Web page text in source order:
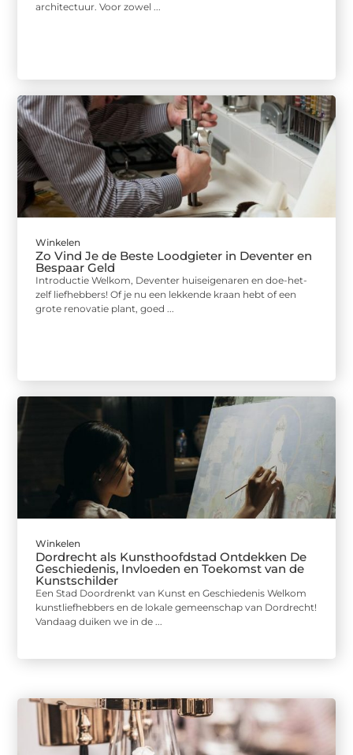
architectuur. Voor zowel ...
Winkelen
Zo Vind Je de Beste Loodgieter in Deventer en
Bespaar Geld
Introductie Welkom, Deventer huiseigenaren en doe-het-
zelf liefhebbers! Of je nu een lekkende kraan hebt of een
grote renovatie plant, goed ...
Winkelen
Dordrecht als Kunsthoofdstad Ontdekken De
Geschiedenis, Invloeden en Toekomst van de
Kunstschilder
Een Stad Doordrenkt van Kunst en Geschiedenis Welkom
kunstliefhebbers en de lokale gemeenschap van Dordrecht!
Vandaag duiken we in de ...